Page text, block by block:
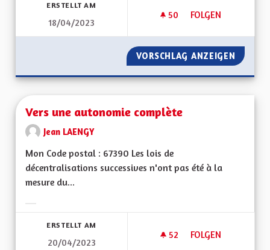
ERSTELLT AM
18/04/2023
50 50 FOLLOWER
FOLGEN
VIOLENCES
VORSCHLAG ANZEIGEN
Vers une autonomie complète
Jean LAENGY
Mon Code postal : 67390 Les lois de
décentralisations successives n'ont pas été à la
mesure du...
ERSTELLT AM
20/04/2023
52 52 FOLLOWER
FOLGEN
VERS UNE